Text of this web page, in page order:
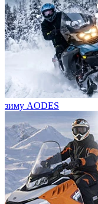
зиму AODES